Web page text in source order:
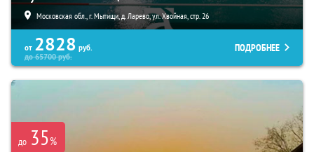
Московская обл., г. Мытищи, д. Ларево, ул. Хвойная, стр. 26
от 2828 руб.
до65700руб.
ПОДРОБНЕЕ
до 35%